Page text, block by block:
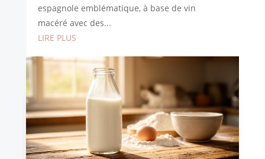
espagnole emblématique, à base de vin
macéré avec des...
LIRE PLUS